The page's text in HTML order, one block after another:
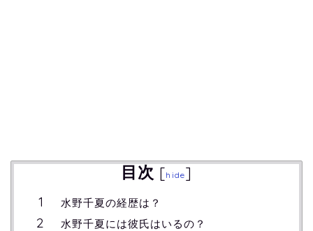
目次 [hide]
水野千夏の経歴は？
水野千夏には彼氏はいるの？